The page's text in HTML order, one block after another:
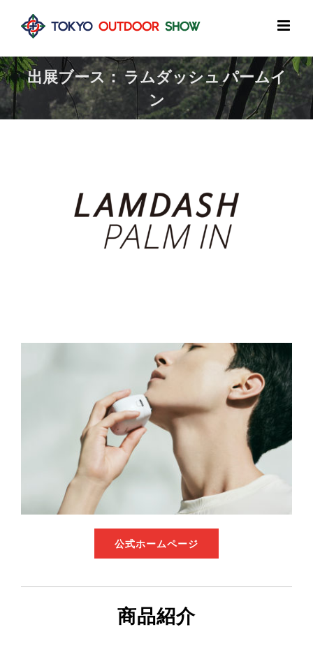
content
出展ブース： ラムダッシュ パームイ
ン
公式ホームページ
商品紹介